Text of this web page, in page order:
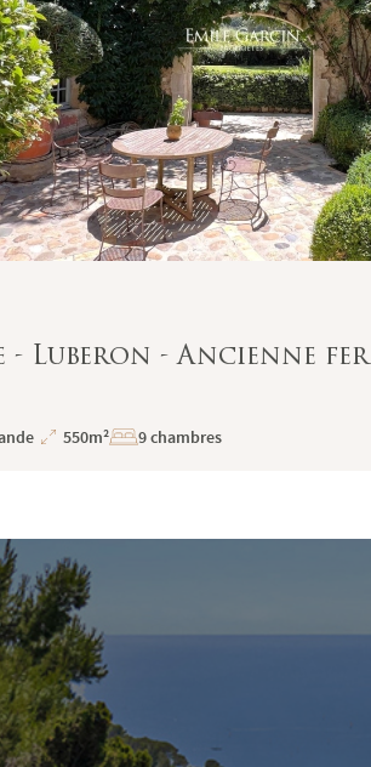
- Luberon - Ancienne
Superficie
550m² 9 chambres